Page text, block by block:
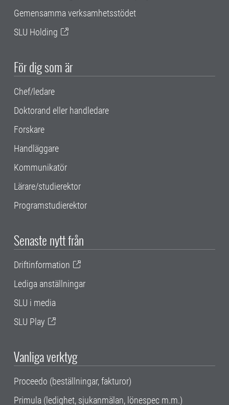
Gemensamma verksamhetsstödet
SLU Holding
För dig som är
Chef/ledare
Doktorand eller handledare
Forskare
Handläggare
Kommunikatör
Lärare/studierektor
Programstudierektor
Senaste nytt från
Driftinformation
Lediga anställningar
SLU i media
SLU Play
Vanliga verktyg
Proceedo (beställningar, fakturor)
Primula (ledighet, sjukanmälan, lönespec m.m.)